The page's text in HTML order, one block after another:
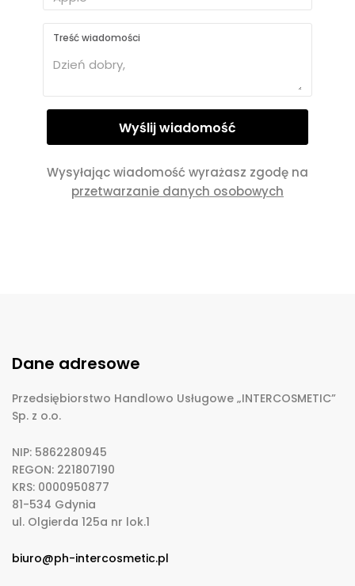
Treść wiadomości
Wysyłając wiadomość wyrażasz zgodę na
przetwarzanie danych osobowych
Dane adresowe
Przedsiębiorstwo Handlowo Usługowe „INTERCOSMETIC”
Sp. z o.o.
NIP: 5862280945
REGON: 221807190
KRS: 0000950877
81-534 Gdynia
ul. Olgierda 125a nr lok.1
biuro@ph-intercosmetic.pl